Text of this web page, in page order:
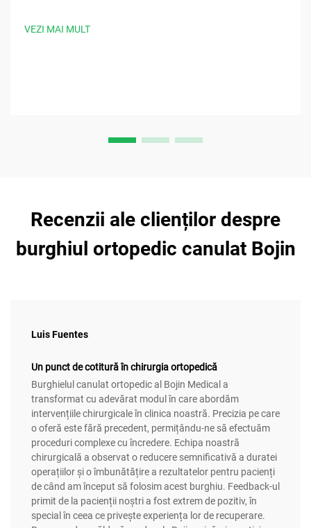
VEZI MAI MULT
Recenzii ale clienților despre
burghiul ortopedic canulat Bojin
Luis Fuentes
Un punct de cotitură în chirurgia ortopedică
Burghielul canulat ortopedic al Bojin Medical a
transformat cu adevărat modul în care abordăm
intervențiile chirurgicale în clinica noastră. Precizia pe care
o oferă este fără precedent, permițându-ne să efectuăm
proceduri complexe cu încredere. Echipa noastră
chirurgicală a observat o reducere semnificativă a duratei
operațiilor și o îmbunătățire a rezultatelor pentru pacienți
de când am început să folosim acest burghiu. Feedback-ul
primit de la pacienții noștri a fost extrem de pozitiv, în
special în ceea ce privește experiența lor de recuperare.